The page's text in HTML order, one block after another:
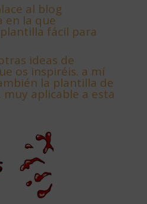
al blog
en la que
fácil para
ideas de
os inspiréis. a mí
la plantilla de
aplicable a esta